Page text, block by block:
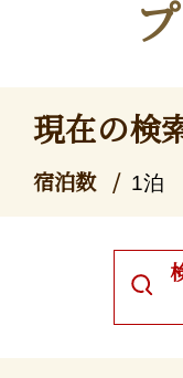
現在の検
宿泊数 1泊